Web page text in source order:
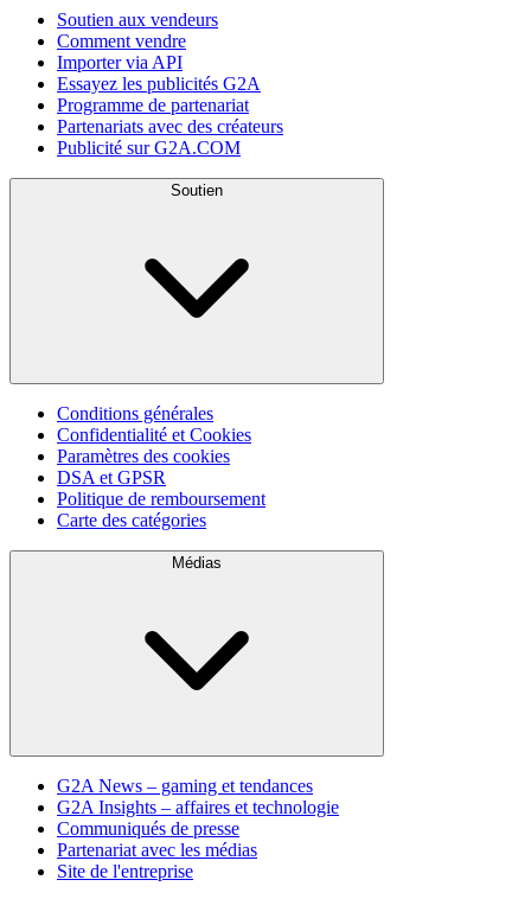
Soutien aux vendeurs
Comment vendre
Importer via API
Essayez les publicités G2A
Programme de partenariat
Partenariats avec des créateurs
Publicité sur G2A.COM
Soutien
Conditions générales
Confidentialité et Cookies
Paramètres des cookies
DSA et GPSR
Politique de remboursement
Carte des catégories
Médias
G2A News – gaming et tendances
G2A Insights – affaires et technologie
Communiqués de presse
Partenariat avec les médias
Site de l'entreprise